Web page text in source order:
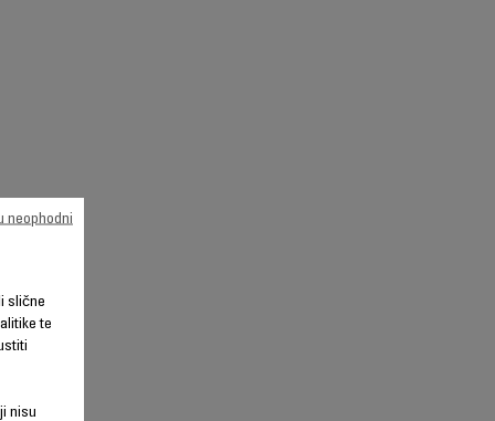
slične
te
nisu
neophodni